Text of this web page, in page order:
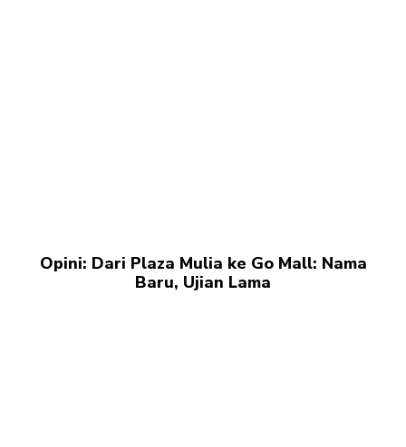
Opini: Dari Plaza Mulia ke Go Mall: Nama
Baru, Ujian Lama